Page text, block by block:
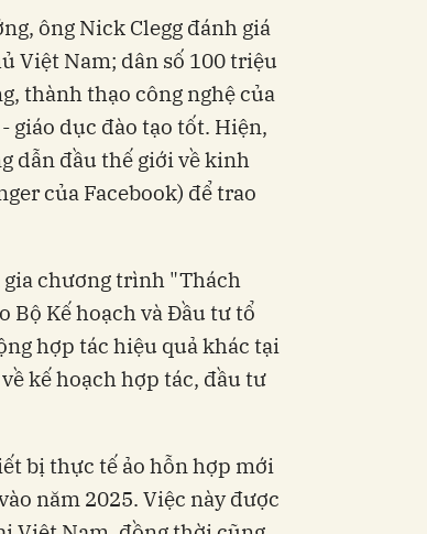
ông Nick Clegg đánh giá
Việt Nam; dân số 100 triệu
thành thạo công nghệ của
giáo dục đào tạo tốt. Hiện,
dẫn đầu thế giới về kinh
của Facebook) để trao
chương trình "Thách
Bộ Kế hoạch và Đầu tư tổ
hợp tác hiệu quả khác tại
kế hoạch hợp tác, đầu tư
bị thực tế ảo hỗn hợp mới
năm 2025. Việc này được